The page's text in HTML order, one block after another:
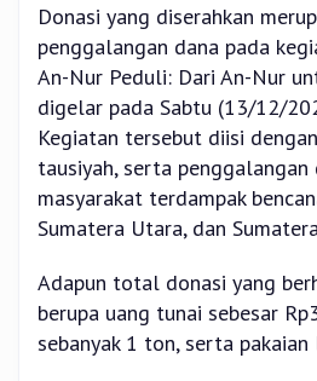
Donasi yang diserahkan
penggalangan dana pada
An-Nur Peduli: Dari An-Nur
digelar pada Sabtu (13/12/
Kegiatan tersebut diisi
tausiyah, serta penggalangan
masyarakat terdampak
Sumatera Utara, dan
Adapun total donasi yang
berupa uang tunai sebesar
sebanyak 1 ton, serta pakaian